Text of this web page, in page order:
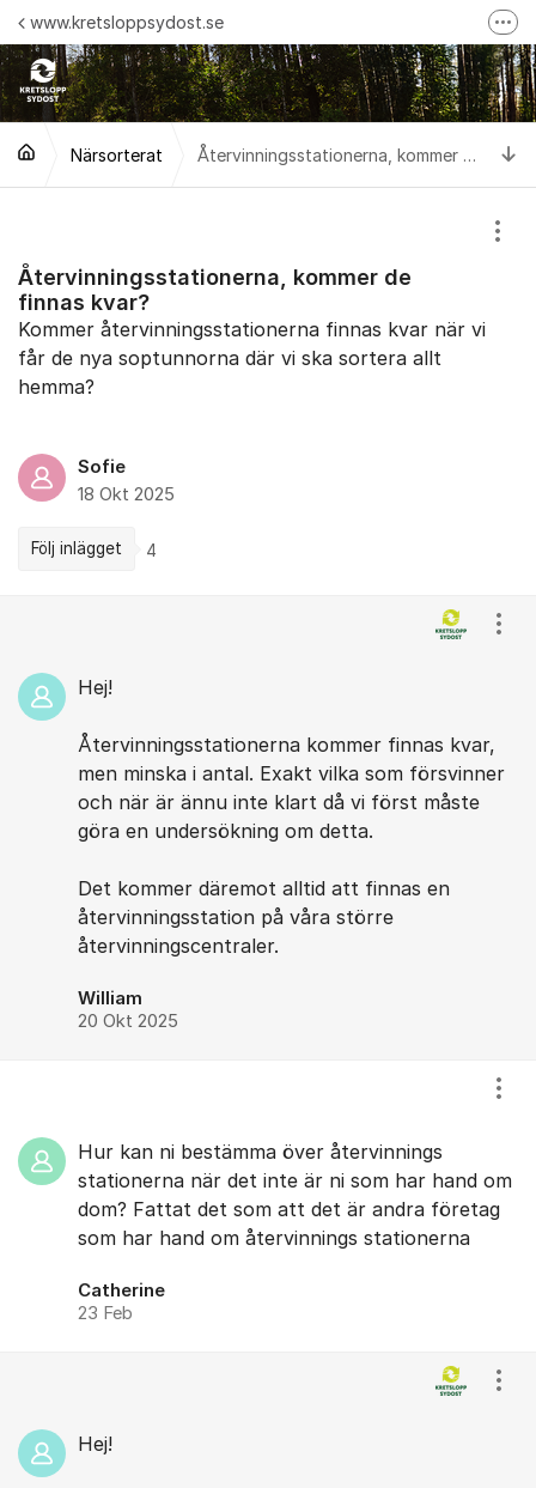
Hoppa till innehåll
www.kretsloppsydost.se
Följ oss på Facebook!
Följ oss på Instagram!
Maila oss!
Närsorterat Återvinningsstationerna, kommer de finnas kvar?
Återvinningsstationerna, kommer de
finnas kvar?
Kommer återvinningsstationerna finnas kvar när vi
får de nya soptunnorna där vi ska sortera allt
hemma?
Sofie
18 Okt 2025
Följ inlägget 4
Hej!
Återvinningsstationerna kommer finnas kvar,
men minska i antal. Exakt vilka som försvinner
och när är ännu inte klart då vi först måste
göra en undersökning om detta.
Det kommer däremot alltid att finnas en
återvinningsstation på våra större
återvinningscentraler.
William
20 Okt 2025
Hur kan ni bestämma över återvinnings
stationerna när det inte är ni som har hand om
dom? Fattat det som att det är andra företag
som har hand om återvinnings stationerna
Catherine
23 Feb
Hej!